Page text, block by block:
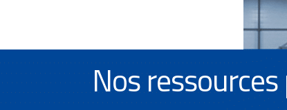
Nos